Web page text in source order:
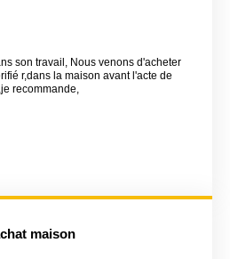
venons d'acheter
de
recommande,
maison